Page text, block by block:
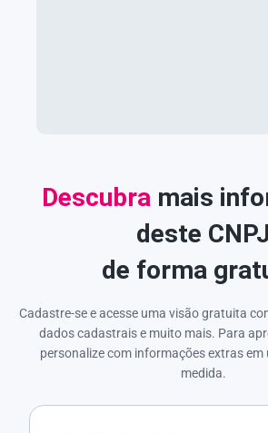
Descubramais
deste CNPJ
de forma
Cadastre-se e acesse uma visão gratuita
dados cadastrais e muito mais. Para
personalize com informações extras
medida.